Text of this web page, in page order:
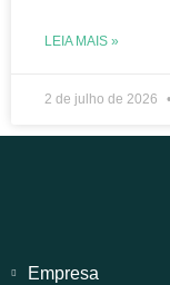
LEIA MAIS »
2 de julho de 2026
Empresa